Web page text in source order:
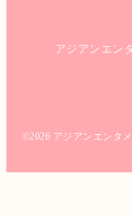
アジアンエン
©2026 アジアンエンタ